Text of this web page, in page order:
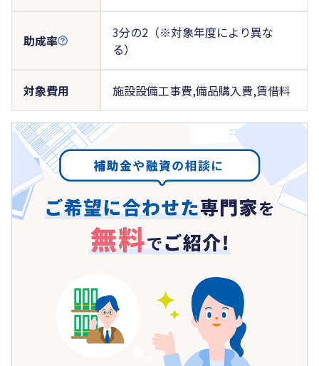
助成率
3分の2（※対象年度により異な
る）
対象費用 施設設備工事費,備品購入費,賃借料